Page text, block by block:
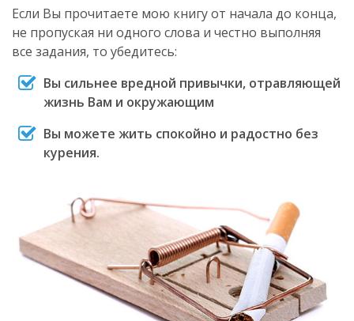
Если Вы прочитаете мою книгу от начала до конца,
не пропуская ни одного слова и честно выполняя
все задания, то убедитесь:
Вы сильнее вредной привычки, отравляющей
жизнь Вам и окружающим
Вы можете жить спокойно и радостно без
курения.